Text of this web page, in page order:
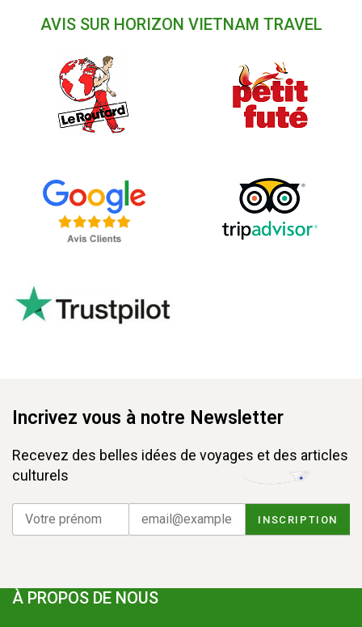
AVIS SUR HORIZON VIETNAM TRAVEL
Incrivez vous à notre Newsletter
Recevez des belles idées de voyages et des articles
culturels
À PROPOS DE NOUS